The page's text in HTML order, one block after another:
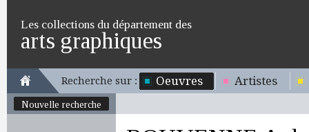
Les collections du département des
arts graphiques
Recherche sur : Oeuvres Artistes
Nouvelle recherche